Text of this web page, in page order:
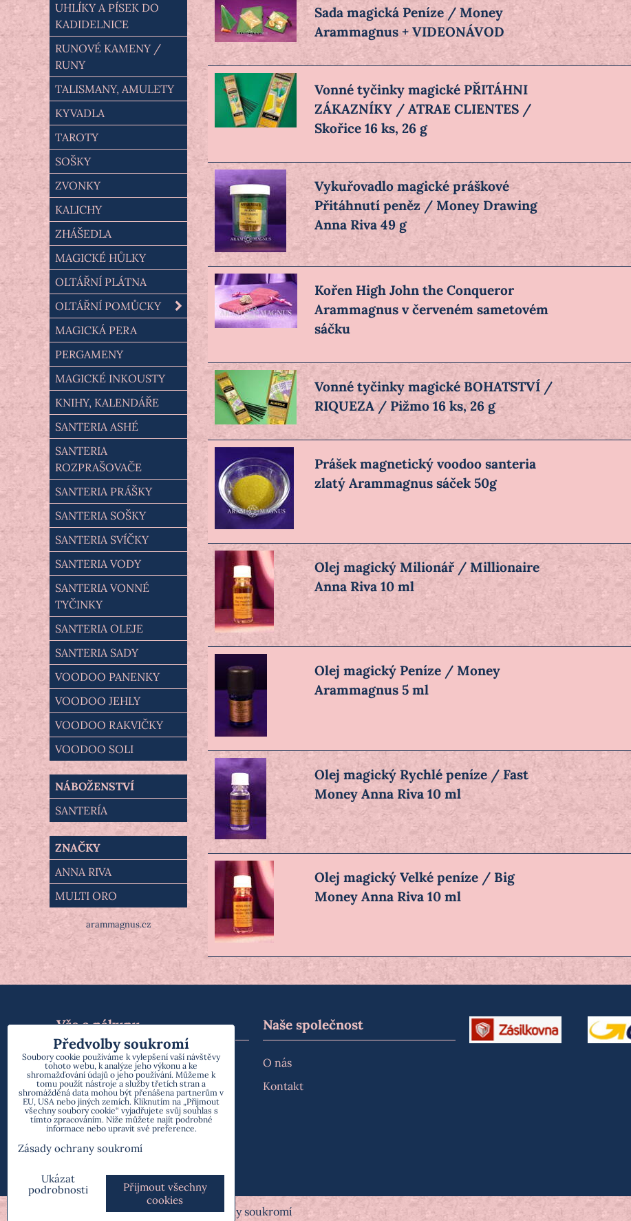
Sada magická Peníze / Money
Arammagnus + VIDEONÁVOD
Vonné tyčinky magické PŘITÁHNI
ZÁKAZNÍKY / ATRAE CLIENTES /
Skořice 16 ks, 26 g
Vykuřovadlo magické práškové
Přitáhnutí peněz / Money Drawing
Anna Riva 49 g
Kořen High John the Conqueror
Arammagnus v červeném sametovém
sáčku
Vonné tyčinky magické BOHATSTVÍ /
RIQUEZA / Pižmo 16 ks, 26 g
Prášek magnetický voodoo santeria
zlatý Arammagnus sáček 50g
Olej magický Milionář / Millionaire
Anna Riva 10 ml
Olej magický Peníze / Money
Arammagnus 5 ml
Olej magický Rychlé peníze / Fast
Money Anna Riva 10 ml
Olej magický Velké peníze / Big
Money Anna Riva 10 ml
UHLÍKY A PÍSEK DO
KADIDELNICE
RUNOVÉ KAMENY /
RUNY
TALISMANY, AMULETY
KYVADLA
TAROTY
SOŠKY
ZVONKY
KALICHY
ZHÁŠEDLA
MAGICKÉ HŮLKY
OLTÁŘNÍ PLÁTNA
OLTÁŘNÍ POMŮCKY
MAGICKÁ PERA
PERGAMENY
MAGICKÉ INKOUSTY
KNIHY, KALENDÁŘE
SANTERIA ASHÉ
SANTERIA
ROZPRAŠOVAČE
SANTERIA PRÁŠKY
SANTERIA SOŠKY
SANTERIA SVÍČKY
SANTERIA VODY
SANTERIA VONNÉ
TYČINKY
SANTERIA OLEJE
SANTERIA SADY
VOODOO PANENKY
VOODOO JEHLY
VOODOO RAKVIČKY
VOODOO SOLI
NÁBOŽENSTVÍ
SANTERÍA
ZNAČKY
ANNA RIVA
MULTI ORO
arammagnus.cz
Vše o nákupu
Doprava a platba
Obchodní podmínky
Vrácení a reklamace
Reklamační řád
Zásady zpracování osobních údajů
Naše společnost
O nás
Kontakt
Předvolby soukromí Zásady ochrany soukromí
Předvolby soukromí
Soubory cookie používáme k vylepšení vaší návštěvy
tohoto webu, k analýze jeho výkonu a ke
shromažďování údajů o jeho používání. Můžeme k
tomu použít nástroje a služby třetích stran a
shromážděná data mohou být přenášena partnerům v
EU, USA nebo jiných zemích. Kliknutím na „Přijmout
všechny soubory cookie“ vyjadřujete svůj souhlas s
tímto zpracováním. Níže můžete najít podrobné
informace nebo upravit své preference.
Zásady ochrany soukromí
Ukázat
podrobnosti
Přijmout všechny
cookies